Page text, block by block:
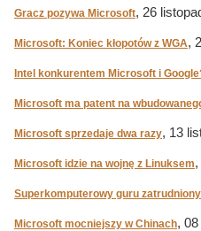
Gracz pozywa Microsoft, 26
Microsoft: Koniec kłopotów z WGA,
Intel konkurentem Microsoft i
Microsoft ma patent na
Microsoft sprzedaje dwa razy, 13
Microsoft idzie na wojnę z Linuksem
Superkomputerowy guru
Microsoft mocniejszy w Chinach,